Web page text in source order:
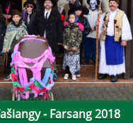
- Farsang 2018